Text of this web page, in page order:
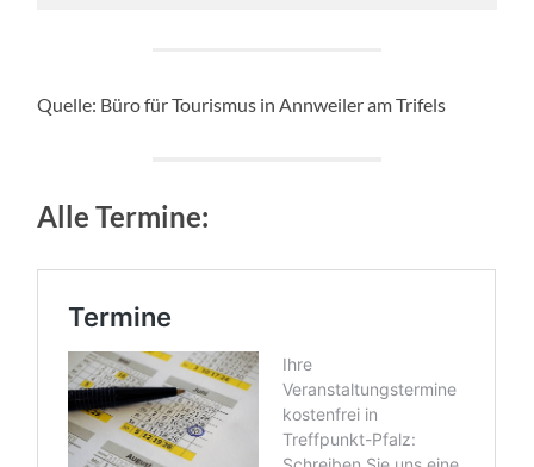
Quelle: Büro für Tourismus in Annweiler am Trifels
Alle Termine: